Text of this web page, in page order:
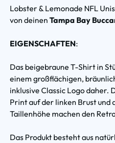
Lobster & Lemonade NFL
von deinen Tampa Bay
EIGENSCHAFTEN:
Das beigebraune T-Shirt in
einem großflächigen,
inklusive Classic Logo daher.
Print auf der linken Brust und
Taillenhöhe machen den
Das Produkt besteht aus